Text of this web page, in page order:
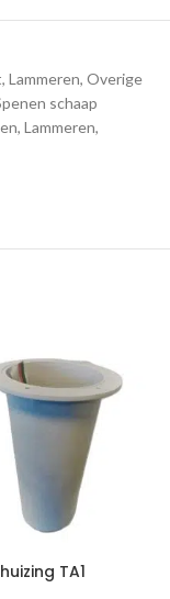
, Lammeren, Overige
schaap
, Lammeren,
TA1